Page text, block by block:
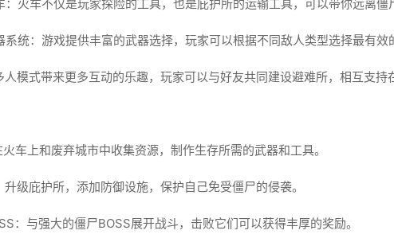
火车不仅是玩家探险的工具，也是庇护所的运输工具，可以带你远离僵
统：游戏提供丰富的武器选择，玩家可以根据不同敌人类型选择最有效
模式带来更多互动的乐趣，玩家可以与好友共同建设避难所，相互支持
车上和废弃城市中收集资源，制作生存所需的武器和工具。
级庇护所，添加防御设施，保护自己免受僵尸的侵袭。
：与强大的僵尸BOSS展开战斗，击败它们可以获得丰厚的奖励。